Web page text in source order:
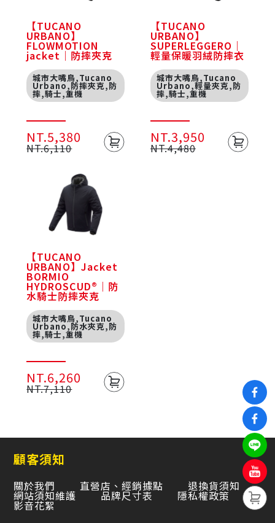
【TUCANO
URBANO】
FLOWMOTION
jacket｜防摔夾克
城市大嘴鳥,Tucano
Urbano,防摔夾克,防
摔,騎士,重機
NT.6,110
NT.5,380
【TUCANO
URBANO】
SUPERLEGGERO｜
輕量保暖羽絨防摔衣
城市大嘴鳥,Tucano
Urbano,輕量夾克,防
摔,騎士,重機
NT.4,480
NT.3,950
【TUCANO
URBANO】Jacket
BORMIO
HYDROSCUD®｜防
水騎士防摔夾克
城市大嘴鳥,Tucano
Urbano,防水夾克,防
摔,騎士,重機
NT.7,110
NT.6,260
顧客須知
關於我們 直營店、經銷據點 退換貨須知
網站須知維護 品牌尺寸表 隱私權政策
影音花絮